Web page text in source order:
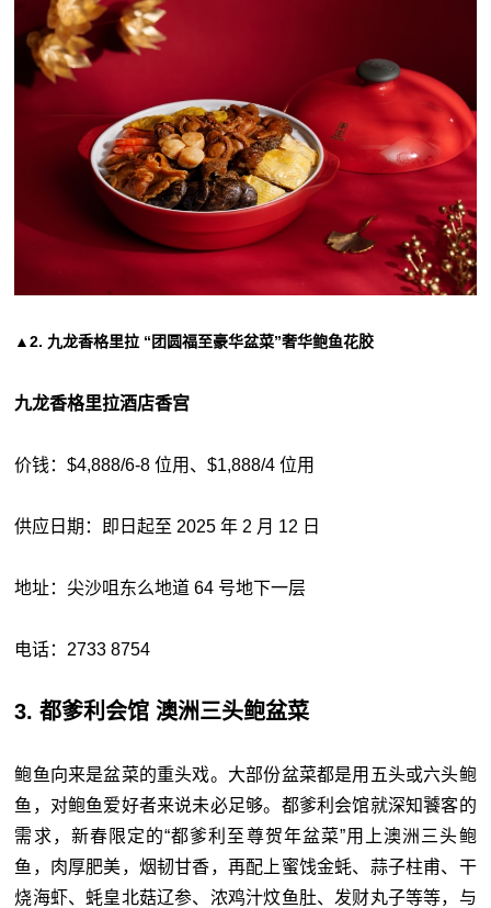
▲2. 九龙香格里拉 “团圆福至豪华盆菜”奢华鲍鱼花胶
九龙香格里拉酒店香宫
价钱：$4,888/6-8 位用、$1,888/4 位用
供应日期：即日起至 2025 年 2 月 12 日
地址：尖沙咀东么地道 64 号地下一层
电话：2733 8754
3. 都爹利会馆 澳洲三头鲍盆菜
鲍鱼向来是盆菜的重头戏。大部份盆菜都是用五头或六头鲍
鱼，对鲍鱼爱好者来说未必足够。都爹利会馆就深知饕客的
需求，新春限定的“都爹利至尊贺年盆菜”用上澳洲三头鲍
鱼，肉厚肥美，烟韧甘香，再配上蜜饯金蚝、蒜子柱甫、干
烧海虾、蚝皇北菇辽参、浓鸡汁炆鱼肚、发财丸子等等，与